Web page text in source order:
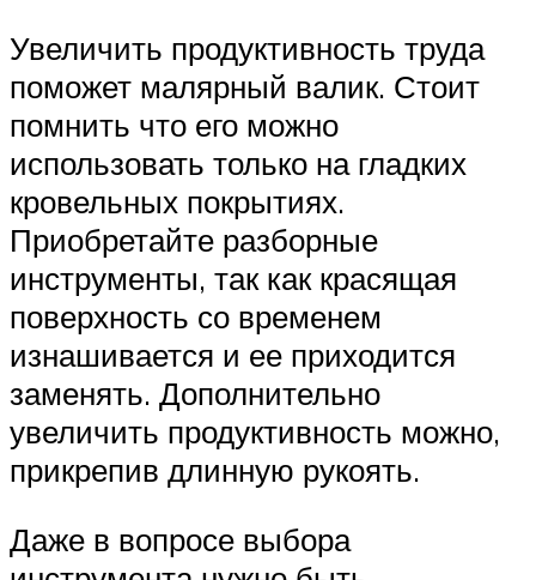
Увеличить продуктивность труда
поможет малярный валик. Стоит
помнить что его можно
использовать только на гладких
кровельных покрытиях.
Приобретайте разборные
инструменты, так как красящая
поверхность со временем
изнашивается и ее приходится
заменять. Дополнительно
увеличить продуктивность можно,
прикрепив длинную рукоять.
Даже в вопросе выбора